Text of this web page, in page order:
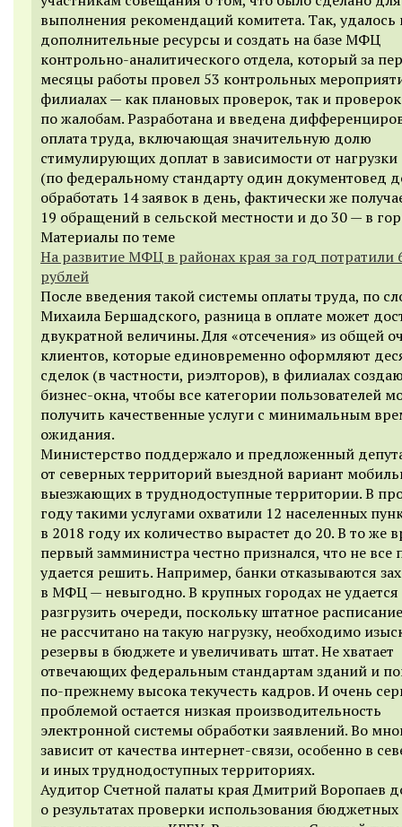
выполнения рекомендаций комитета. Так, удалось
дополнительные ресурсы и создать на базе МФЦ
контрольно-аналитического отдела, который за
месяцы работы провел 53 контрольных
филиалах — как плановых проверок, так и проверок
по жалобам. Разработана и введена
оплата труда, включающая значительную долю
стимулирующих доплат в зависимости от нагрузки
(по федеральному стандарту один документовед
обработать 14 заявок в день, фактически же
19 обращений в сельской местности и до 30 — в
Материалы по теме
На развитие МФЦ в районах края за год потратили
рублей
После введения такой системы оплаты труда, по
Михаила Бершадского, разница в оплате может
двукратной величины. Для «отсечения» из общей
клиентов, которые единовременно оформляют
сделок (в частности, риэлторов), в филиалах
бизнес-окна, чтобы все категории пользователей
получить качественные услуги с минимальным
ожидания.
Министерство поддержало и предложенный
от северных территорий выездной вариант
выезжающих в труднодоступные территории. В
году такими услугами охватили 12 населенных
в 2018 году их количество вырастет до 20. В то же
первый замминистра честно признался, что не все
удается решить. Например, банки отказываются
в МФЦ — невыгодно. В крупных городах не удается
разгрузить очереди, поскольку штатное
не рассчитано на такую нагрузку, необходимо
резервы в бюджете и увеличивать штат. Не хватает
отвечающих федеральным стандартам зданий и
по-прежнему высока текучесть кадров. И очень
проблемой остается низкая производительность
электронной системы обработки заявлений. Во
зависит от качества интернет-связи, особенно в
и иных труднодоступных территориях.
Аудитор Счетной палаты края Дмитрий Воропаев
о результатах проверки использования бюджетных